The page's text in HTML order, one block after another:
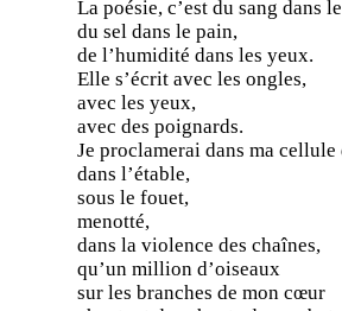
La poésie, c’est du sang dans
du sel dans le pain,
de l’humidité dans les yeux.
Elle s’écrit avec les ongles,
avec les yeux,
avec des poignards.
Je proclamerai dans ma
dans l’étable,
sous le fouet,
menotté,
dans la violence des chaînes,
qu’un million d’oiseaux
sur les branches de mon cœur